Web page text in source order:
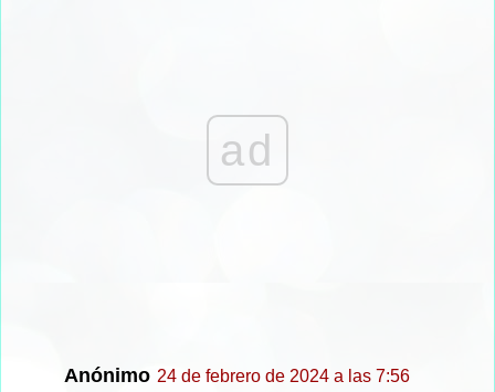
ad
Anónimo 24 de febrero de 2024 a las 7:56